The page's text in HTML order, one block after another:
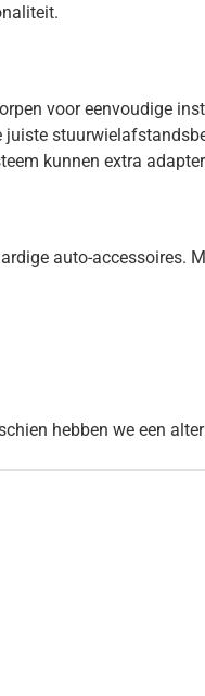
voor eenvoudige
kunnen extra
auto-
hebben we een